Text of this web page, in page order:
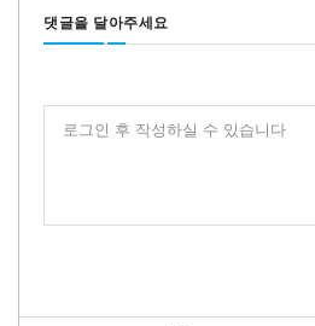
댓글을 달아주세요
로그인 후 작성하실 수 있습니다